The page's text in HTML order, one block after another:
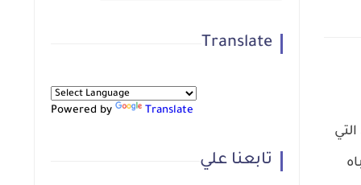
Translate
Powered by Translate
تابعنا علي